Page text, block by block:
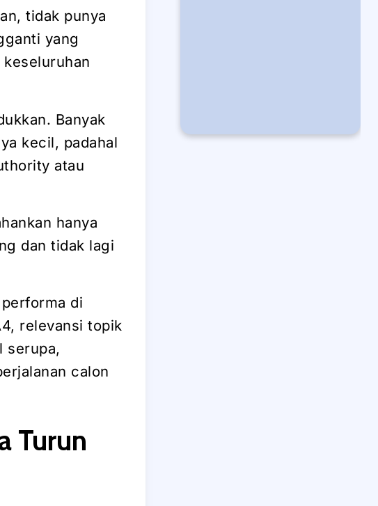
tidak punya
yang
Banyak
kecil, padahal
atau
hanya
dan tidak lagi
di
relevansi topik
serupa,
calon
Turun